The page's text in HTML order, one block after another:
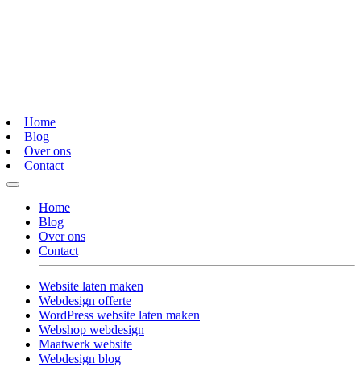
Home
Blog
Over ons
Contact
Home
Blog
Over ons
Contact
Website laten maken
Webdesign offerte
WordPress website laten maken
Webshop webdesign
Maatwerk website
Webdesign blog